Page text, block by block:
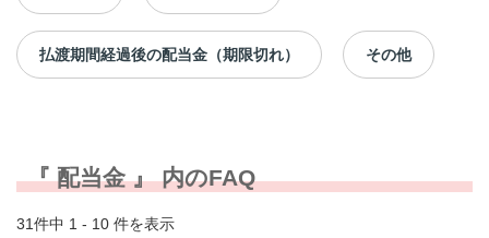
払渡期間経過後の配当金（期限切れ） その他
『 配当金 』 内のFAQ
31件中 1 - 10 件を表示